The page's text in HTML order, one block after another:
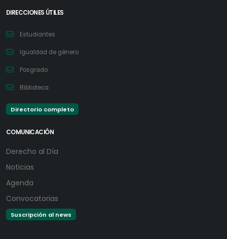
DIRECCIONES ÚTILES
Estudiantes
Igualdad de género
Posgrado
Biblioteca
Directorio completo
COMUNICACIÓN
Derecho al Día
Noticias
Agenda
Convocatorias
Suscripción al news